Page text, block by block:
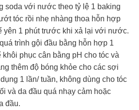
soda với nước theo tỷ lệ 1 baking
tóc rồi nhẹ nhàng thoa hỗn hợp
yên 1 phút trước khi xả lại với nước.
trình gội đầu bằng hỗn hợp 1
phục cân bằng pH cho tóc và
thêm độ bóng khỏe cho các sợi
1 lần/ tuần, không dùng cho tóc
và da đầu quá nhạy cảm hoặc
đầu.